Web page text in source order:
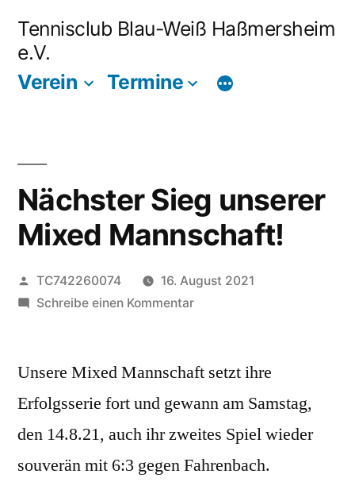
Inhalt
springen
Tennisclub Blau-Weiß Haßmersheim
e.V.
Verein
Termine
Nächster Sieg unserer
Mixed Mannschaft!
Veröffentlicht
von
TC742260074
16. August 2021
Schreibe einen Kommentarzu
unserer
Mannschaft!
Unsere Mixed Mannschaft setzt ihre
Erfolgsserie fort und gewann am Samstag,
den 14.8.21, auch ihr zweites Spiel wieder
souverän mit 6:3 gegen Fahrenbach.